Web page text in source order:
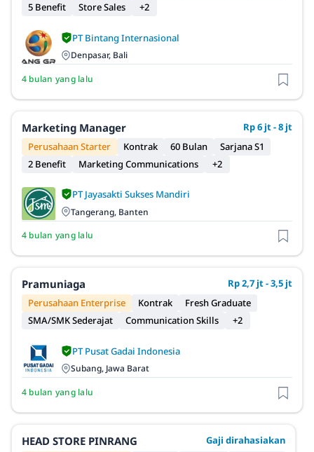
5 Benefit
Store Sales +2
PT Bintang Internasional
Denpasar, Bali
4 bulan yang lalu
Marketing Manager
Rp 6 jt - 8 jt
Perusahaan Starter
Kontrak 60 Bulan
Sarjana S1
2 Benefit
Marketing Communications +2
PT Jayasakti Sukses Mandiri
Tangerang, Banten
4 bulan yang lalu
Pramuniaga
Rp 2,7 jt - 3,5 jt
Perusahaan Enterprise
Kontrak
Fresh Graduate
SMA/SMK Sederajat
Communication Skills +2
PT Pusat Gadai Indonesia
Subang, Jawa Barat
4 bulan yang lalu
HEAD STORE PINRANG
Gaji dirahasiakan